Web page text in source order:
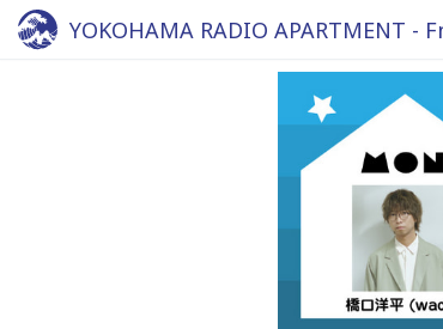
YOKOHAMA RADIO APARTMENT -